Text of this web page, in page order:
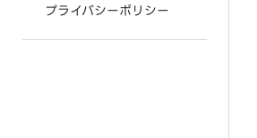
プライバシーポリシー